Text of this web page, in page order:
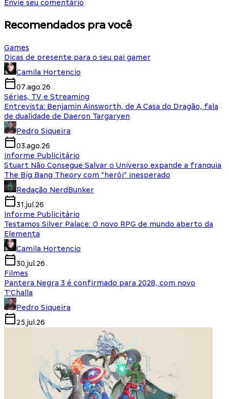
Envie seu comentário
Recomendados pra você
Games
Dicas de presente para o seu pai gamer
Camila Hortencio
07.ago.26
Séries, TV e Streaming
Entrevista: Benjamin Ainsworth, de A Casa do Dragão, fala
de dualidade de Daeron Targaryen
Pedro Siqueira
03.ago.26
Informe Publicitário
Stuart Não Consegue Salvar o Universo expande a franquia
The Big Bang Theory com “herói” inesperado
Redação NerdBunker
31.jul.26
Informe Publicitário
Testamos Silver Palace: O novo RPG de mundo aberto da
Elementa
Camila Hortencio
30.jul.26
Filmes
Pantera Negra 3 é confirmado para 2028, com novo
T'Challa
Pedro Siqueira
25.jul.26